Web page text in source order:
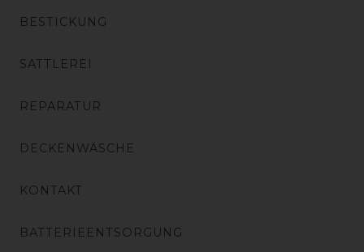
BESTICKUNG
SATTLEREI
REPARATUR
DECKENWÄSCHE
KONTAKT
BATTERIEENTSORGUNG